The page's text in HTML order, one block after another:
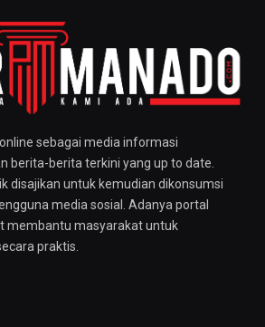
sebagai media informasi
berita-berita terkini yang up to date.
disajikan untuk kemudian dikonsumsi
media sosial. Adanya portal
membantu masyarakat untuk
praktis.